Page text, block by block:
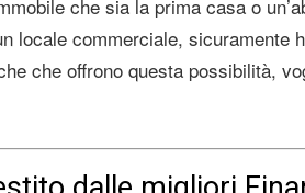
che sia la prima casa o
locale commerciale, sicuramente
che offrono questa possibilità,